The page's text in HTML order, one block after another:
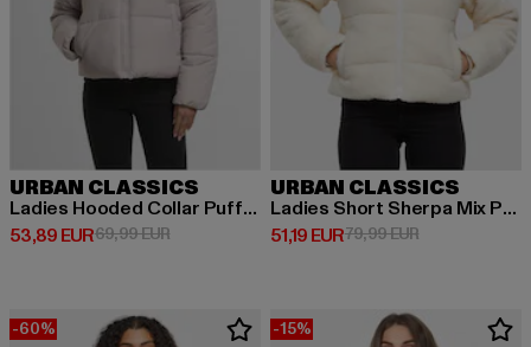
URBAN CLASSICS
Ladies Hooded Collar Puffer Jacket
53,89 EUR
Derzeitiger Preis: 53,89 EUR
69,99 EURAktionspreis: 69,99 EUR
URBAN CLASSICS
Ladies Short Sherpa Mix Puffer Jacket
51,19 EUR
Derzeitiger Preis: 51,19 EUR
79,99 EURAktionspreis:
-60% -15%